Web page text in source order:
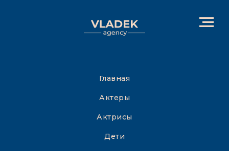
Главная
Актеры
Актрисы
Дети